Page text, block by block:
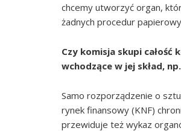
chcemy utworzyć organ,
żadnych procedur
Czy komisja skupi
wchodzące w jej skład,
Samo rozporządzenie o
rynek finansowy (KNF)
przewiduje też wykaz